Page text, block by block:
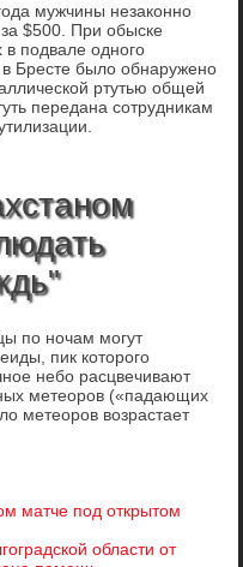
мужчины незаконно
$500. При обыске
в подвале одного
Бресте было обнаружено
ртутью общей
передана сотрудникам
по ночам могут
пик которого
небо расцвечивают
метеоров («падающих
метеоров возрастает
матче под открытом
области от